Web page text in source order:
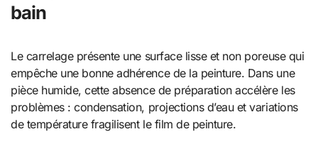
bain
Le carrelage présente une surface lisse et non poreuse qui
empêche une bonne adhérence de la peinture. Dans une
pièce humide, cette absence de préparation accélère les
problèmes : condensation, projections d’eau et variations
de température fragilisent le film de peinture.